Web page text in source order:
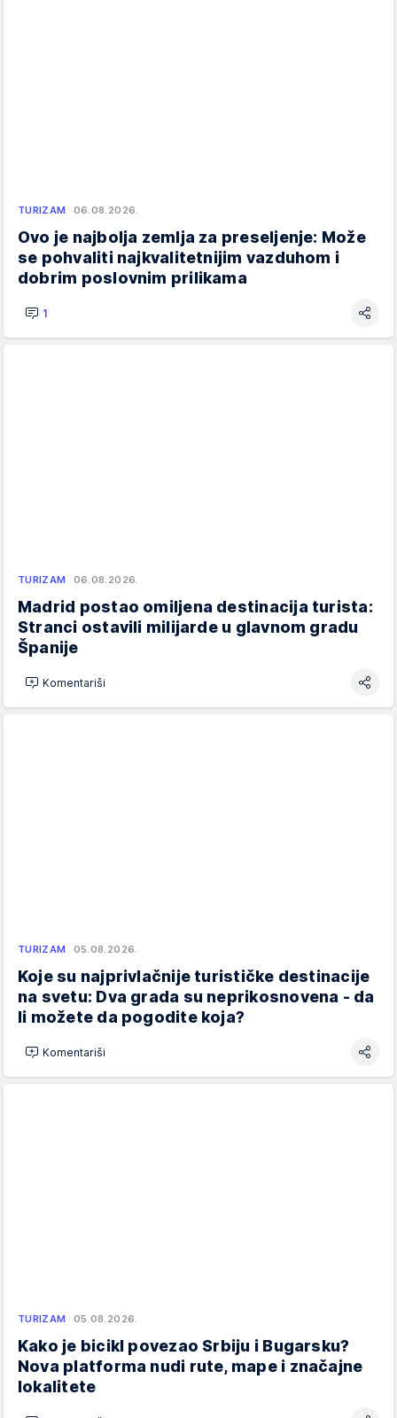
TURIZAM 06.08.2026.
Ovo je najbolja zemlja za preseljenje: Može
se pohvaliti najkvalitetnijim vazduhom i
dobrim poslovnim prilikama
1
TURIZAM 06.08.2026.
Madrid postao omiljena destinacija turista:
Stranci ostavili milijarde u glavnom gradu
Španije
Komentariši
TURIZAM 05.08.2026.
Koje su najprivlačnije turističke destinacije
na svetu: Dva grada su neprikosnovena - da
li možete da pogodite koja?
Komentariši
TURIZAM 05.08.2026.
Kako je bicikl povezao Srbiju i Bugarsku?
Nova platforma nudi rute, mape i značajne
lokalitete